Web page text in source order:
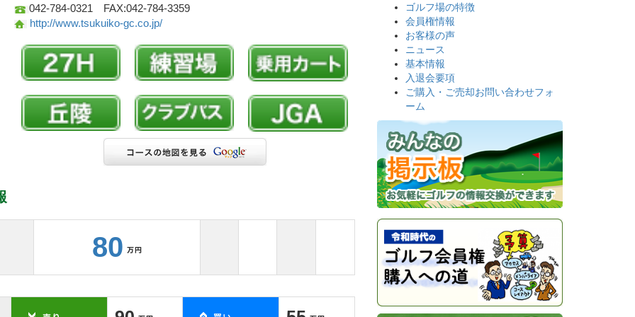
042-784-0321 FAX:042-784-3359
http://www.tsukuiko-gc.co.jp/
80
ゴルフ場の特徴
会員権情報
お客様の声
ニュース
基本情報
入退会要項
ご購入・ご売却お問い合わせフォ
ーム